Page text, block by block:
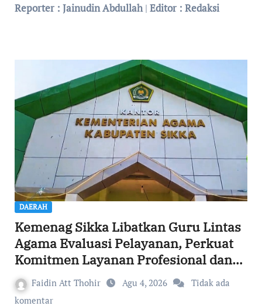
Reporter : Jainudin Abdullah| Editor : Redaksi
DAERAH
Kemenag Sikka Libatkan Guru Lintas
Agama Evaluasi Pelayanan, Perkuat
Komitmen Layanan Profesional dan
Humanis
Faidin Att Thohir Agu 4, 2026
Tidak ada
komentar